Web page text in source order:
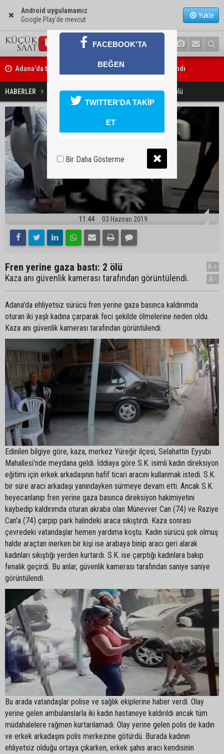
Android uygulamamız
Google Play'de mevcut
Yükle
Adana’da taziye evinde silah çeken kişi gözaltına alındı
Doç. Dr. Efsun Somay’dan implant uyarısı: “Sigara en büyük risk”
HABERLER SON DAKİKA Fren yerine gaza bastı: 2 ölü
11:44 03 Haziran 2019
Fren yerine gaza bastı: 2 ölü
Kaza anı güvenlik kamerası tarafından görüntülendi.
A+
A-
Adana'da ehliyetsiz sürücü fren yerine gaza basınca kaldırımda
oturan iki yaşlı kadına çarparak feci şekilde ölmelerine neden oldu.
Kaza anı güvenlik kamerası tarafından görüntülendi.
Edinilen bilgiye göre, kaza, merkez Yüreğir ilçesi, Selahattin Eyyubi
Mahallesi'nde meydana geldi. İddiaya göre S.K. isimli kadın direksiyon
eğitimi için erkek arkadaşının hafif ticari aracını kullanmak istedi. S.K.
bir süre aracı arkadaşı yanındayken sürmeye devam etti. Ancak S.K.
heyecanlanıp fren yerine gaza basınca direksiyon hakimiyetini
kaybedip kaldırımda oturan akraba olan Münevver Can (74) ve Raziye
Can'a (74) çarpıp park halindeki araca sıkıştırdı. Kaza sonrası
çevredeki vatandaşlar hemen yardıma koştu. Kadın sürücü şok olmuş
halde araçtan inerken bir kişi ise arabaya binip aracı geri alarak
kadınları sıkıştığı yerden kurtardı. S.K. ise çarptığı kadınlara bakıp
fenalık geçirdi. Bu anlar, güvenlik kamerası tarafından saniye saniye
görüntülendi.
Bu arada vatandaşlar polise ve sağlık ekiplerine haber verdi. Olay
yerine gelen ambulanslarla iki kadın hastaneye kaldırıldı ancak tüm
müdahalelere rağmen kurtarılamadı. Olay yerine gelen polis de kadın
ve erkek arkadaşını polis merkezine götürdü. Burada kadının
ehliyetsiz olduğu ortaya çıkarken, erkek şahıs aracı kendisinin
FACEBOOK'TA
BEĞEN
TWITTER'DA TAKİP
ET
Bir Daha Gösterme